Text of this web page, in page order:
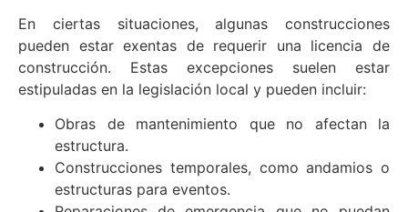
En ciertas situaciones, algunas construcciones
pueden estar exentas de requerir una licencia de
construcción. Estas excepciones suelen estar
estipuladas en la legislación local y pueden incluir:
Obras de mantenimiento que no afectan la
estructura.
Construcciones temporales, como andamios o
estructuras para eventos.